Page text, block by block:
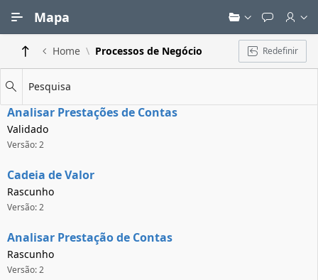
Mapa
Home Processos de Negócio Redefinir
Pesquisa
Analisar Prestações de Contas
Validado
Versão: 2
Cadeia de Valor
Rascunho
Versão: 2
Analisar Prestação de Contas
Rascunho
Versão: 2